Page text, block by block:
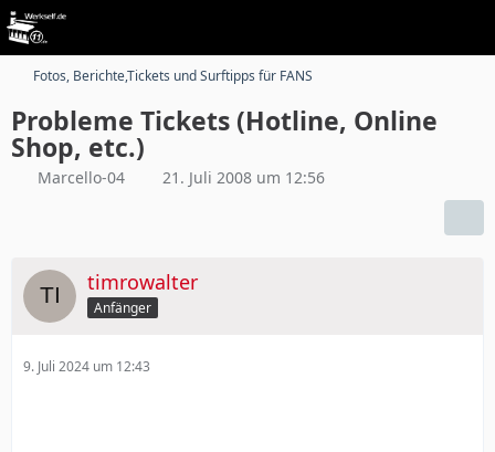
Fotos, Berichte,Tickets und Surftipps für FANS
Probleme Tickets (Hotline, Online
Shop, etc.)
Marcello-04 21. Juli 2008 um 12:56
timrowalter
Anfänger
9. Juli 2024 um 12:43